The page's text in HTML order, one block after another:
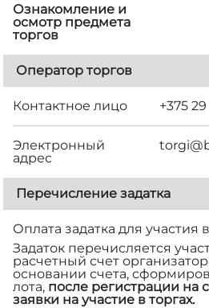
Ознакомление и
осмотр предмета
торгов
Оператор торгов
Контактное лицо +375
Электронный
адрес
Перечисление задатка
Оплата задатка для участия
Задаток перечисляется
расчетный счет
основании счета,
лота, после регистрации на
заявки на участие в торгах.